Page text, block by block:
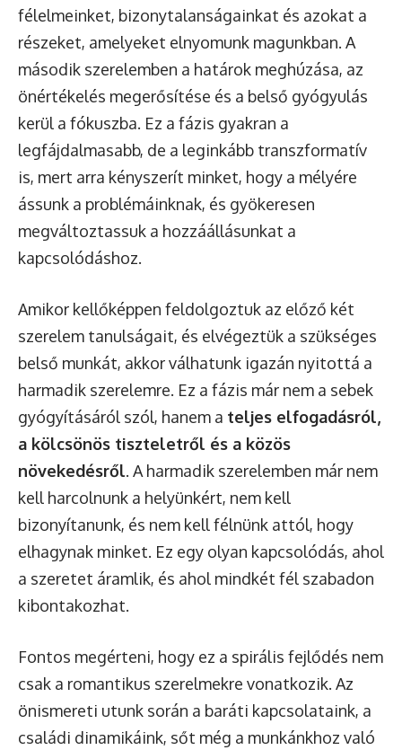
félelmeinket, bizonytalanságainkat és azokat a
részeket, amelyeket elnyomunk magunkban. A
második szerelemben a határok meghúzása, az
önértékelés megerősítése és a belső gyógyulás
kerül a fókuszba. Ez a fázis gyakran a
legfájdalmasabb, de a leginkább transzformatív
is, mert arra kényszerít minket, hogy a mélyére
ássunk a problémáinknak, és gyökeresen
megváltoztassuk a hozzáállásunkat a
kapcsolódáshoz.
Amikor kellőképpen feldolgoztuk az előző két
szerelem tanulságait, és elvégeztük a szükséges
belső munkát, akkor válhatunk igazán nyitottá a
harmadik szerelemre. Ez a fázis már nem a sebek
gyógyításáról szól, hanem a teljes elfogadásról,
a kölcsönös tiszteletről és a közös
növekedésről. A harmadik szerelemben már nem
kell harcolnunk a helyünkért, nem kell
bizonyítanunk, és nem kell félnünk attól, hogy
elhagynak minket. Ez egy olyan kapcsolódás, ahol
a szeretet áramlik, és ahol mindkét fél szabadon
kibontakozhat.
Fontos megérteni, hogy ez a spirális fejlődés nem
csak a romantikus szerelmekre vonatkozik. Az
önismereti utunk során a baráti kapcsolataink, a
családi dinamikáink, sőt még a munkánkhoz való